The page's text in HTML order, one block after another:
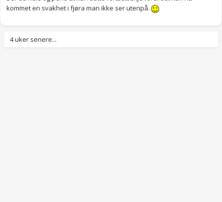
kommet en svakhet i fjøra man ikke ser utenpå.
4 uker senere...